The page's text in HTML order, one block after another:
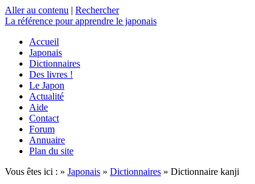
Aller au contenu | Rechercher
La référence pour apprendre le japonais
Accueil
Japonais
Dictionnaires
Des livres !
Le Japon
Actualité
Aide
Contact
Forum
Annuaire
Plan du site
Vous êtes ici : » Japonais » Dictionnaires » Dictionnaire kanji